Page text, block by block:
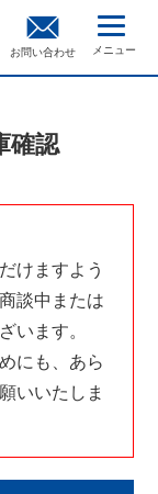
お問い合わせ
確認
けますよう
談中または
います。
にも、あら
いいたしま